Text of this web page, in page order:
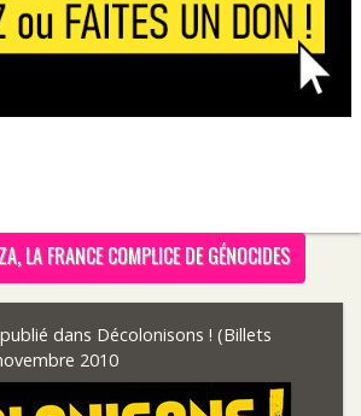
LA FRANCE COMPLICE DE GÉNOCIDES
dans Décolonisons ! (Billets
2010